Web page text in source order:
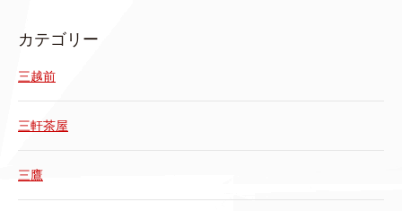
カテゴリー
三越前
三軒茶屋
三鷹